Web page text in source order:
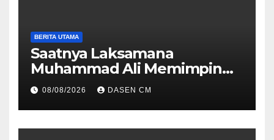
BERITA UTAMA
Saatnya Laksamana
Muhammad Ali Memimpin
TNI: Menjaga Keseimbangan
Politik dan Soliditas
Antarmatra
08/08/2026 DASEN CM